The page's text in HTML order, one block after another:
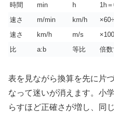
時間
min h 1h
速さ
m/min km/h
速さ
km/h m/s
比
a:b 等比 倍
表を見ながら換算を先に片
なって迷いが消えます。小
らすほど正確さが増し、同